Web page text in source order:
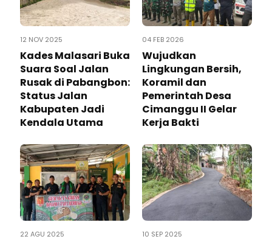
12 NOV 2025
Kades Malasari Buka
Suara Soal Jalan
Rusak di Pabangbon:
Status Jalan
Kabupaten Jadi
Kendala Utama
04 FEB 2026
Wujudkan
Lingkungan Bersih,
Koramil dan
Pemerintah Desa
Cimanggu II Gelar
Kerja Bakti
22 AGU 2025 10 SEP 2025